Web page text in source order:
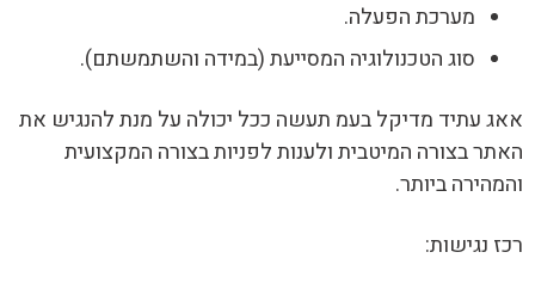
מערכת הפעלה.
סוג הטכנולוגיה המסייעת (במידה והשתמשתם).
אאג עתיד מדיקל בעמ תעשה ככל יכולה על מנת להנגיש את
האתר בצורה המיטבית ולענות לפניות בצורה המקצועית
והמהירה ביותר.
רכז נגישות: